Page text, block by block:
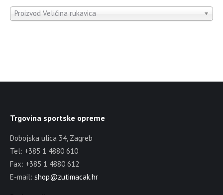
Proizvod Veličina rukavica
Trgovina sportske opreme
Dobojska ulica 34, Zagreb
Tel: +385 1 4880 610
Fax: +385 1 4880 612
E-mail: shop@zutimacak.hr